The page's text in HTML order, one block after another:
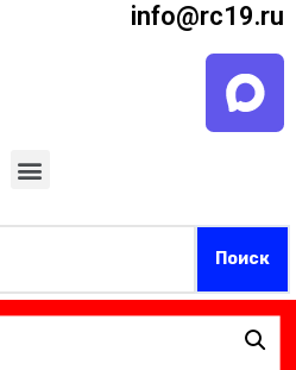
info@rc19.ru